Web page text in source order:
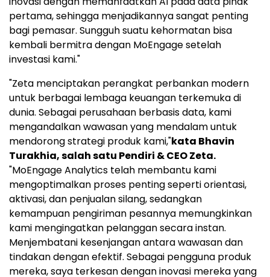
pertama, sehingga menjadikannya sangat penting
bagi pemasar. Sungguh suatu kehormatan bisa
kembali bermitra dengan MoEngage setelah
investasi kami."
"Zeta menciptakan perangkat perbankan modern
untuk berbagai lembaga keuangan terkemuka di
dunia. Sebagai perusahaan berbasis data, kami
mengandalkan wawasan yang mendalam untuk
mendorong strategi produk kami,"kata Bhavin
Turakhia, salah satu Pendiri & CEO Zeta.
"MoEngage Analytics telah membantu kami
mengoptimalkan proses penting seperti orientasi,
aktivasi, dan penjualan silang, sedangkan
kemampuan pengiriman pesannya memungkinkan
kami mengingatkan pelanggan secara instan.
Menjembatani kesenjangan antara wawasan dan
tindakan dengan efektif. Sebagai pengguna produk
mereka, saya terkesan dengan inovasi mereka yang